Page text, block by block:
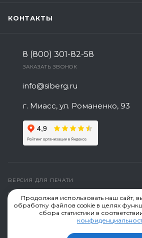
КОНТАКТЫ
8 (800) 301-82-58
ЗАКАЗАТЬ ЗВОНОК
info@siberg.ru
г. Миасс, ул. Романенко, 93
ВЕРСИЯ ДЛЯ ПЕЧАТИ
ПОЛИТИКА КОНФИДЕНЦИАЛЬНОСТИ
СОЗДАНИЕ САЙТА
Компания "Сиберг" производство
Продолжая использовать наш сайт,
обработку файлов cookie в целях
сбора статистики в